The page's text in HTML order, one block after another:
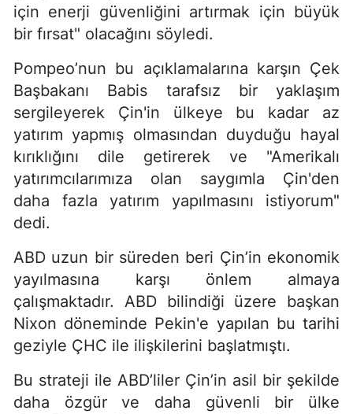
için enerji güvenliğini artırmak için büyük
bir fırsat" olacağını söyledi.
Pompeo’nun bu açıklamalarına karşın Çek
Başbakanı Babis tarafsız bir yaklaşım
sergileyerek Çin'in ülkeye bu kadar az
yatırım yapmış olmasından duyduğu hayal
kırıklığını dile getirerek ve "Amerikalı
yatırımcılarımıza olan saygımla Çin'den
daha fazla yatırım yapılmasını istiyorum"
dedi.
ABD uzun bir süreden beri Çin’in ekonomik
yayılmasına karşı önlem almaya
çalışmaktadır. ABD bilindiği üzere başkan
Nixon döneminde Pekin'e yapılan bu tarihi
geziyle ÇHC ile ilişkilerini başlatmıştı.
Bu strateji ile ABD’liler Çin’in asil bir şekilde
daha özgür ve daha güvenli bir ülke